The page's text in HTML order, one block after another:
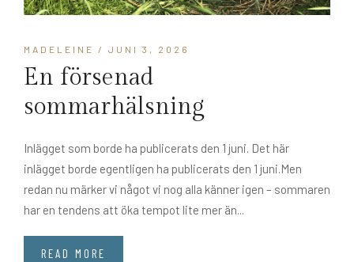
MADELEINE / JUNI 3, 2026
En försenad
sommarhälsning
Inlägget som borde ha publicerats den 1 juni. Det här
inlägget borde egentligen ha publicerats den 1 juni.Men
redan nu märker vi något vi nog alla känner igen – sommaren
har en tendens att öka tempot lite mer än...
READ MORE